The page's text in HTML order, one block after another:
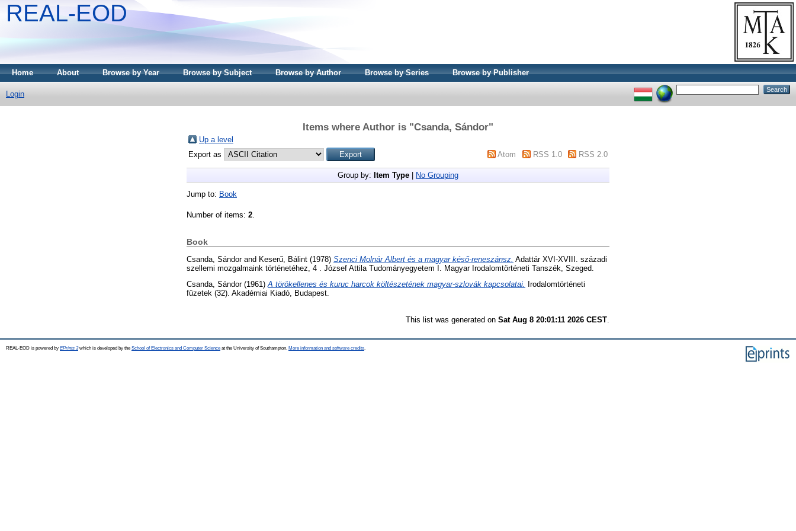
REAL-EOD
Home About Browse by Year Browse by Subject Browse by Author Browse by Series Browse by Publisher
Login
Items where Author is "Csanda, Sándor"
Up a level
Export as
Atom RSS 1.0 RSS 2.0
Group by: Item Type No Grouping
Jump to: Book
Number of items: 2
Book
Csanda, Sándorand Keserű, Bálint (1978) Szenci Molnár Albert és a magyar késő-reneszánsz. Adattár XVI-XVIII. századi
szellemi mozgalmaink történetéhez, 4 . József Attila Tudományegyetem I. Magyar Irodalomtörténeti Tanszék, Szeged.
Csanda, Sándor(1961)A törökellenes és kuruc harcok költészetének magyar-szlovák kapcsolatai.
Irodalomtörténeti
füzetek (32). Akadémiai Kiadó, Budapest.
This list was generated on Sat Aug 8 20:01:11 2026 CEST.
REAL-EOD is powered by EPrints 3which is developed by the School of Electronics and Computer Science at the University of Southampton. More information and software credits